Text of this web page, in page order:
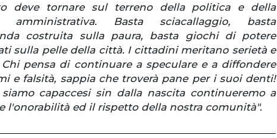
deve tornare sul terreno della politica e della
amministrativa. Basta sciacallaggio, basta
costruita sulla paura, basta giochi di potere
sulla pelle della città. I cittadini meritano serietà e
pensa di continuare a speculare e a diffondere
e falsità, sappia che troverà pane per i suoi denti!
capaccesi sin dalla nascita continueremo a
l'onorabilità ed il rispetto della nostra comunità".